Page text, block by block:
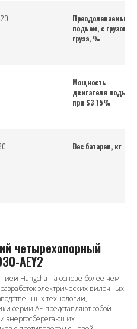
Преодолеваемый
подъем, с грузом/
груза, %
Мощность
двигателя подъема
при S3 15%
Вес батареи, кг
четырехопорный
AEY2
Hangcha на основе более чем
электрических вилочных
технологий,
серии AE представляют собой
энергосберегающих